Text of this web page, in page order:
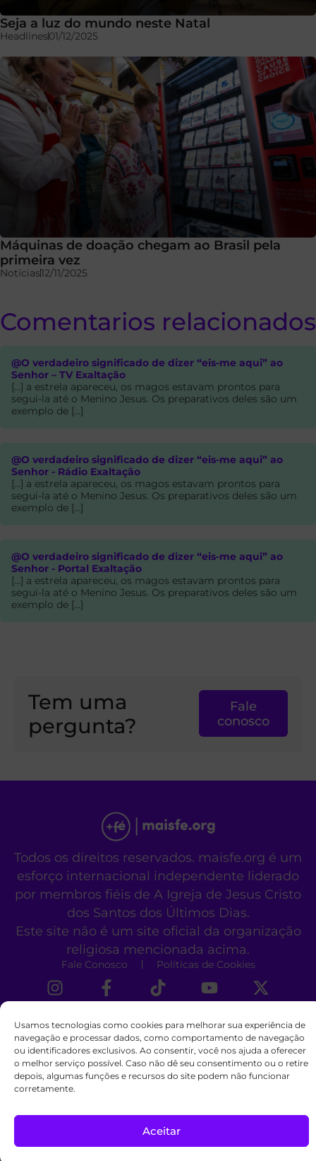
Usamos tecnologias como cookies para melhorar sua experiência de
navegação e processar dados, como comportamento de navegação
ou identificadores exclusivos. Ao consentir, você nos ajuda a oferecer
o melhor serviço possível. Caso não dê seu consentimento ou o retire
depois, algumas funções e recursos do site podem não funcionar
corretamente.
Aceitar
Seja a luz do mundo neste Natal
Headlines01/12/2025
Máquinas de doação chegam ao Brasil pela
primeira vez
Notícias12/11/2025
Comentarios relacionados
@O verdadeiro significado de dizer “eis-me aqui” ao
Senhor – TV Exaltação
[…] a estrela apareceu, os magos estavam prontos para
segui-la até o Menino Jesus. Os preparativos deles são um
exemplo de […]
@O verdadeiro significado de dizer “eis-me aqui” ao
Senhor - Rádio Exaltação
[…] a estrela apareceu, os magos estavam prontos para
segui-la até o Menino Jesus. Os preparativos deles são um
exemplo de […]
@O verdadeiro significado de dizer “eis-me aqui” ao
Senhor - Portal Exaltação
[…] a estrela apareceu, os magos estavam prontos para
segui-la até o Menino Jesus. Os preparativos deles são um
exemplo de […]
Tem uma
pergunta?
Fale
conosco
Todos os direitos reservados. maisfe.org é um
esforço internacional independente liderado
por membros fiéis de A Igreja de Jesus Cristo
dos Santos dos Últimos Dias.
Este site não é um site oficial da organização
religiosa mencionada acima.
Fale Conosco Políticas de Cookies